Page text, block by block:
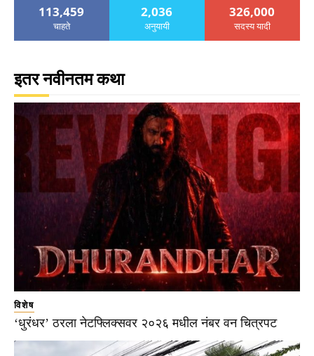
113,459
चाहते
2,036
अनुयायी
326,000
सदस्य यादी
इतर नवीनतम कथा
विशेष
‘धुरंधर’ ठरला नेटफ्लिक्सवर २०२६ मधील नंबर वन चित्रपट